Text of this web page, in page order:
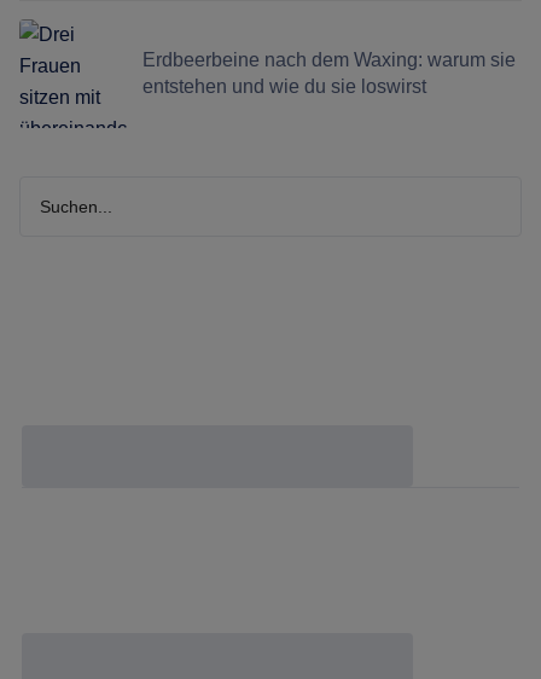
Erdbeerbeine nach dem Waxing: warum sie
entstehen und wie du sie loswirst